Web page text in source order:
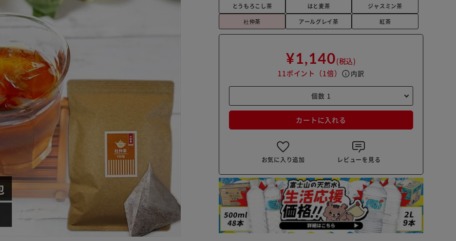
とうもろこし茶 はと麦茶
ジャスミン茶
杜仲茶
アールグレイ茶 紅茶
¥1,140(税込)
11ポイント （1倍） info 内訳
カートに入れる
お気に入り追加 レビューを見る